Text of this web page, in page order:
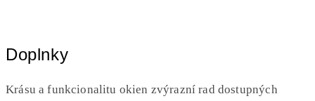
Doplnky
Krásu a funkcionalitu okien zvýrazní rad dostupných